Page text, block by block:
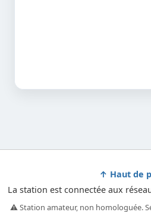
↑ Haut de
La station est connectée aux
⚠️ Station amateur, non homologuée.